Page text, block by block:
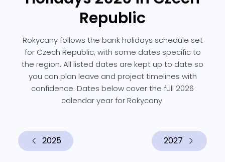
Republic
Rokycany follows the bank holidays schedule set
for Czech Republic, with some dates specific to
the region. All listed dates are kept up to date so
you can plan leave and project timelines with
confidence. Dates below cover the full 2026
calendar year for Rokycany.
2025 2027